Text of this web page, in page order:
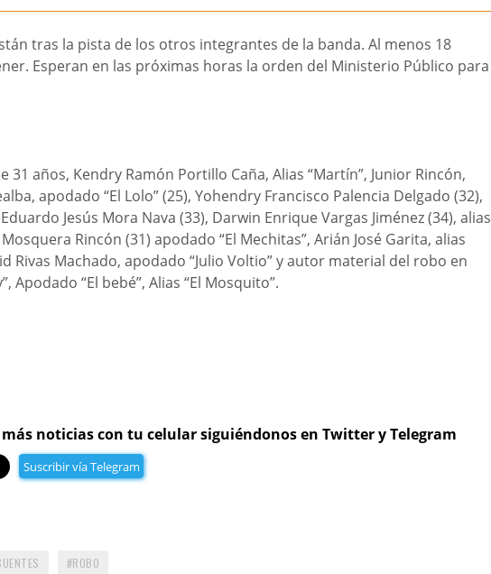
tras la pista de los otros integrantes de la banda. Al menos 18
Esperan en las próximas horas la orden del Ministerio Público para
31 años, Kendry Ramón Portillo Caña, Alias “Martín”, Junior Rincón,
apodado “El Lolo” (25), Yohendry Francisco Palencia Delgado (32),
Jesús Mora Nava (33), Darwin Enrique Vargas Jiménez (34), alias
Mosquera Rincón (31) apodado “El Mechitas”, Arián José Garita, alias
Rivas Machado, apodado “Julio Voltio” y autor material del robo en
Apodado “El bebé”, Alias “El Mosquito”.
noticias con tu celular siguiéndonos en Twitter y Telegram
Suscribir vía Telegram
ROBO